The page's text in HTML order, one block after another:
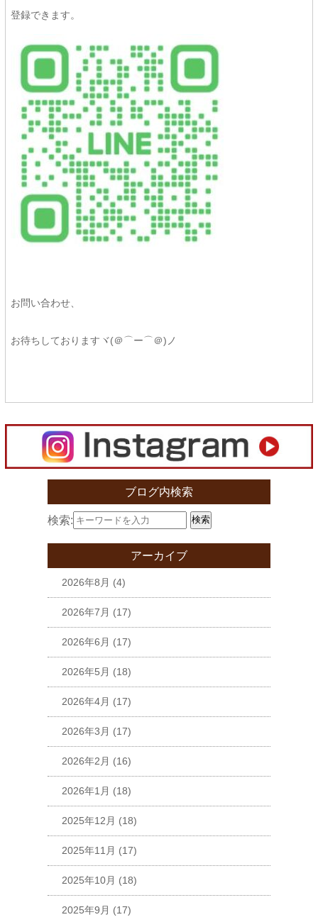
登録できます。
お問い合わせ、
お待ちしておりますヾ(＠⌒ー⌒＠)ノ
ブログ内検索
検索: 検索
アーカイブ
2026年8月 (4)
2026年7月 (17)
2026年6月 (17)
2026年5月 (18)
2026年4月 (17)
2026年3月 (17)
2026年2月 (16)
2026年1月 (18)
2025年12月 (18)
2025年11月 (17)
2025年10月 (18)
2025年9月 (17)